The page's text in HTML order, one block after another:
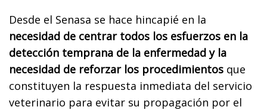
Desde el Senasa se hace hincapié en la
necesidad de centrar todos los esfuerzos en la
detección temprana de la enfermedad y la
necesidad de reforzar los procedimientos que
constituyen la respuesta inmediata del servicio
veterinario para evitar su propagación por el